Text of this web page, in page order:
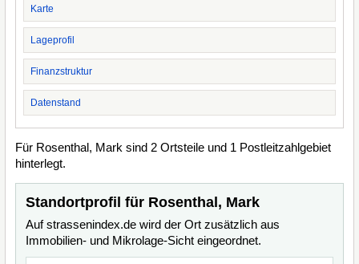
Karte
Lageprofil
Finanzstruktur
Datenstand
Für Rosenthal, Mark sind 2 Ortsteile und 1 Postleitzahlgebiet
hinterlegt.
Standortprofil für Rosenthal, Mark
Auf strassenindex.de wird der Ort zusätzlich aus
Immobilien- und Mikrolage-Sicht eingeordnet.